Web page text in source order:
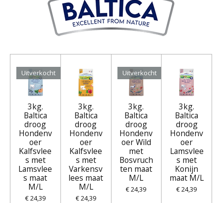
Uitverkocht
3kg.
Baltica
droog
Hondenv
oer
Kalfsvlee
s met
Lamsvlee
s maat
M/L
€ 24,39
3kg.
Baltica
droog
Hondenv
oer
Kalfsvlee
s met
Varkensv
lees maat
M/L
€ 24,39
Uitverkocht
3kg.
Baltica
droog
Hondenv
oer Wild
met
Bosvruch
ten maat
M/L
€ 24,39
3kg.
Baltica
droog
Hondenv
oer
Lamsvlee
s met
Konijn
maat M/L
€ 24,39